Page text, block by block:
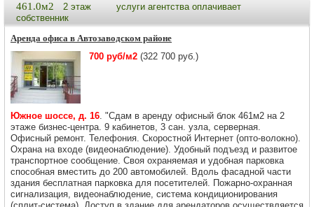
461.0м2 2 этаж
услуги агентства оплачивает
собственник
Аренда офиса в Автозаводском районе
700 руб/м2 (322 700 руб.)
Южное шоссе, д. 16. "Сдам в аренду офисный блок 461м2 на 2
этаже бизнес-центра. 9 кабинетов, 3 сан. узла, серверная.
Офисный ремонт. Телефония. Скоростной Интернет (опто-волокно).
Охрана на входе (видеонаблюдение). Удобный подъезд и развитое
транспортное сообщение. Своя охраняемая и удобная парковка
способная вместить до 200 автомобилей. Вдоль фасадной части
здания бесплатная парковка для посетителей. Пожарно-охранная
сигнализация, видеонаблюдение, система кондиционирования